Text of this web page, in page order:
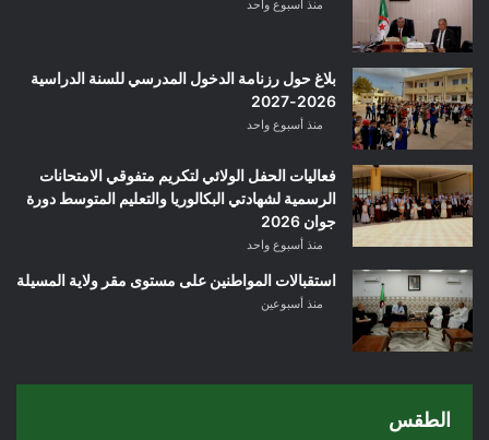
منذ أسبوع واحد
بلاغ حول رزنامة الدخول المدرسي للسنة الدراسية
2026-2027
منذ أسبوع واحد
فعاليات الحفل الولائي لتكريم متفوقي الامتحانات
الرسمية لشهادتي البكالوريا والتعليم المتوسط دورة
جوان 2026
منذ أسبوع واحد
استقبالات المواطنين على مستوى مقر ولاية المسيلة
منذ أسبوعين
الطقس